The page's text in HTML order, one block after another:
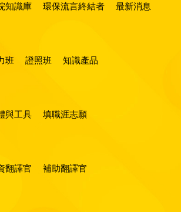
知識庫 環保流言終結者 最新消息
班 證照班 知識產品
與工具 填職涯志願
翻譯官 補助翻譯官